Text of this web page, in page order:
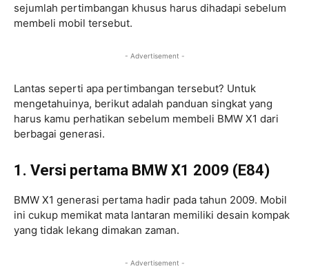
sejumlah pertimbangan khusus harus dihadapi sebelum
membeli mobil tersebut.
- Advertisement -
Lantas seperti apa pertimbangan tersebut? Untuk
mengetahuinya, berikut adalah panduan singkat yang
harus kamu perhatikan sebelum membeli BMW X1 dari
berbagai generasi.
1. Versi pertama BMW X1 2009 (E84)
BMW X1 generasi pertama hadir pada tahun 2009. Mobil
ini cukup memikat mata lantaran memiliki desain kompak
yang tidak lekang dimakan zaman.
- Advertisement -